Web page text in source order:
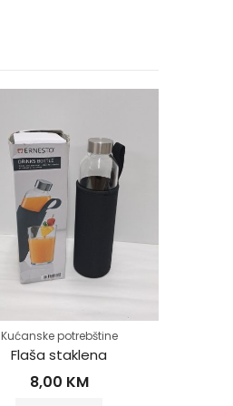
Kućanske potrebštine
Flaša staklena
8,00 KM